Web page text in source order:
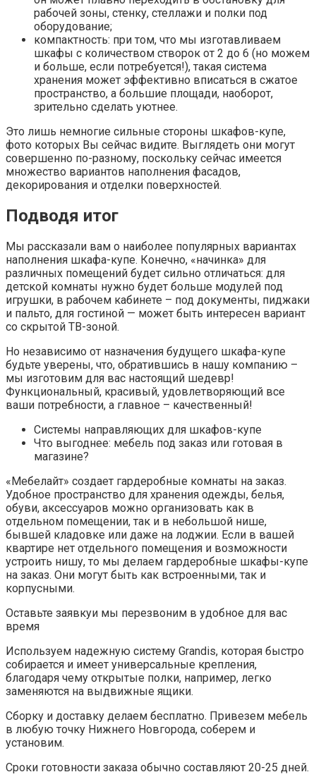
рабочей зоны, стенку, стеллажи и полки под
оборудование;
компактность: при том, что мы изготавливаем
шкафы с количеством створок от 2 до 6 (но можем
и больше, если потребуется!), такая система
хранения может эффективно вписаться в сжатое
пространство, а большие площади, наоборот,
зрительно сделать уютнее.
Это лишь немногие сильные стороны шкафов-купе,
фото которых Вы сейчас видите. Выглядеть они могут
совершенно по-разному, поскольку сейчас имеется
множество вариантов наполнения фасадов,
декорирования и отделки поверхностей.
Подводя итог
Мы рассказали вам о наиболее популярных вариантах
наполнения шкафа-купе. Конечно, «начинка» для
различных помещений будет сильно отличаться: для
детской комнаты нужно будет больше модулей под
игрушки, в рабочем кабинете – под документы, пиджаки
и пальто, для гостиной — может быть интересен вариант
со скрытой ТВ-зоной.
Но независимо от назначения будущего шкафа-купе
будьте уверены, что, обратившись в нашу компанию –
мы изготовим для вас настоящий шедевр!
Функциональный, красивый, удовлетворяющий все
ваши потребности, а главное – качественный!
Системы направляющих для шкафов-купе
Что выгоднее: мебель под заказ или готовая в
магазине?
«Мебелайт» создает гардеробные комнаты на заказ.
Удобное пространство для хранения одежды, белья,
обуви, аксессуаров можно организовать как в
отдельном помещении, так и в небольшой нише,
бывшей кладовке или даже на лоджии. Если в вашей
квартире нет отдельного помещения и возможности
устроить нишу, то мы делаем гардеробные шкафы-купе
на заказ. Они могут быть как встроенными, так и
корпусными.
Оставьте заявкуи мы перезвоним в удобное для вас
время
Используем надежную систему Grandis, которая быстро
собирается и имеет универсальные крепления,
благодаря чему открытые полки, например, легко
заменяются на выдвижные ящики.
Сборку и доставку делаем бесплатно. Привезем мебель
в любую точку Нижнего Новгорода, соберем и
установим.
Сроки готовности заказа обычно составляют 20-25 дней.